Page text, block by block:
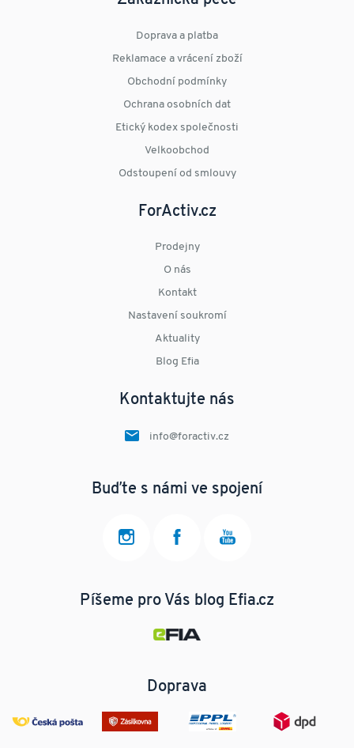
Doprava a platba
Reklamace a vrácení zboží
Obchodní podmínky
Ochrana osobních dat
Etický kodex společnosti
Velkoobchod
Odstoupení od smlouvy
ForActiv.cz
Prodejny
O nás
Kontakt
Nastavení soukromí
Aktuality
Blog Efia
Kontaktujte nás
info@foractiv.cz
Buďte s námi ve spojení
Píšeme pro Vás blog Efia.cz
Doprava